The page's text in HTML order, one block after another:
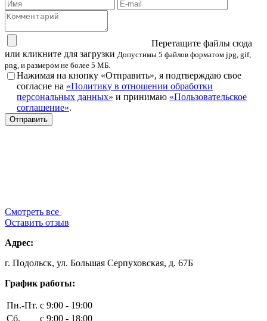
Перетащите файлы сюда
или кликните для загрузки Допустимы 5 файлов форматом jpg, gif,
png, и размером не более 5 МБ.
Нажимая на кнопку «Отправить», я подтверждаю свое
согласие на «Политику в отношении обработки
персональных данных» и принимаю «Пользовательское
соглашение».
Смотреть все
Оставить отзыв
Адрес:
г. Подольск, ул. Большая Серпуховская, д. 67Б
График работы:
Пн.-Пт. с 9:00 - 19:00
Сб.
с 9:00 - 18:00